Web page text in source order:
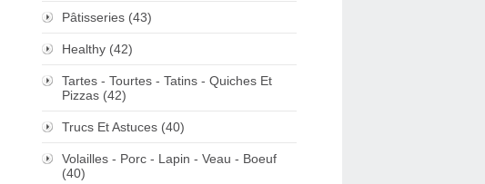
Pâtisseries (43)
Healthy (42)
Tartes - Tourtes - Tatins - Quiches Et
Pizzas (42)
Trucs Et Astuces (40)
Volailles - Porc - Lapin - Veau - Boeuf
(40)